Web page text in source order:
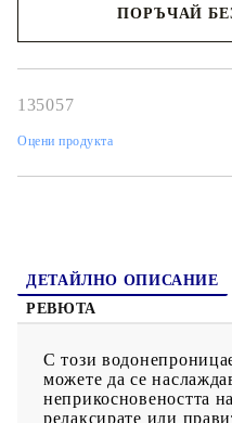
ПОРЪЧАЙ
135057
Оцени продукта
ДЕТАЙЛНО ОПИСАНИЕ
РЕВЮТА
С този
можете да се
неприкосновеността
релаксирате или